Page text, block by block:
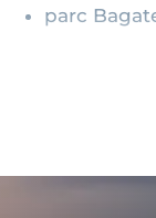
parc